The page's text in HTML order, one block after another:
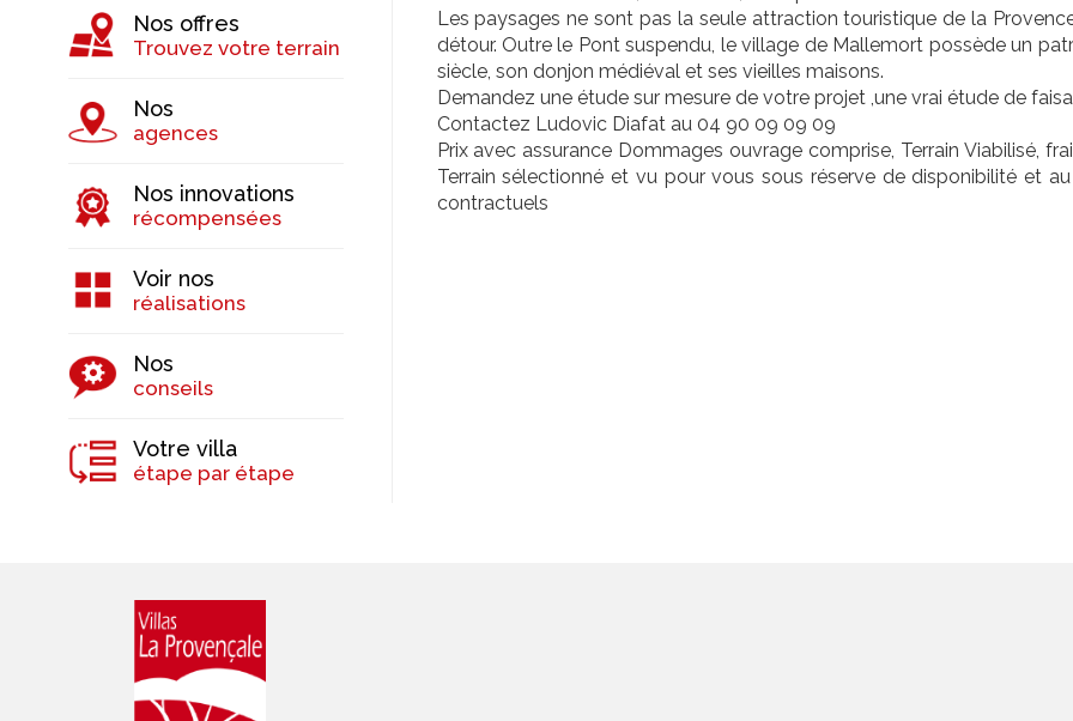
Les paysages ne sont pas la seule attraction touristique de la
détour. Outre le Pont suspendu, le village de Mallemort possède un
siècle, son donjon médiéval et ses vieilles maisons.
Demandez une étude sur mesure de votre projet ,une vrai étude de
Contactez Ludovic Diafat au 04 90 09 09 09
Prix avec assurance Dommages ouvrage comprise, Terrain Viabilisé,
Terrain sélectionné et vu pour vous sous réserve de disponibilité et
contractuels
Nos offres
Trouvez votre terrain
Nos
agences
Nos innovations
récompensées
Voir nos
réalisations
Nos
conseils
Votre villa
étape par étape